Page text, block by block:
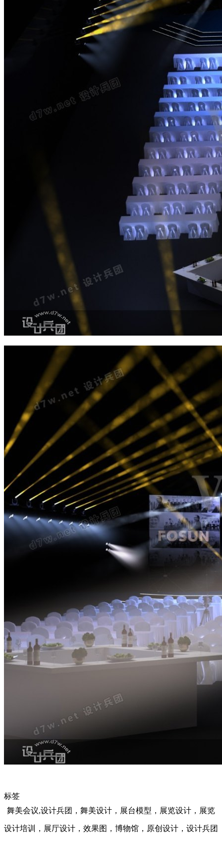
标签
舞美会议,设计兵团，舞美设计，展台模型，展览设计，展览
设计培训，展厅设计，效果图，博物馆，原创设计，设计兵团